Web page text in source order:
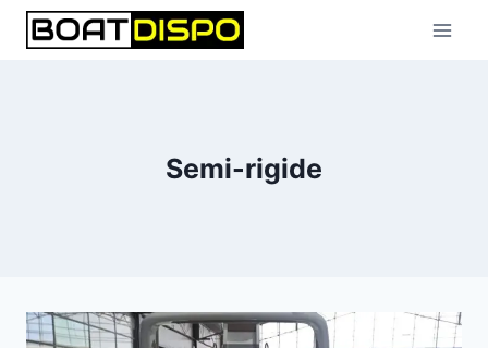
Aller
Semi-rigide